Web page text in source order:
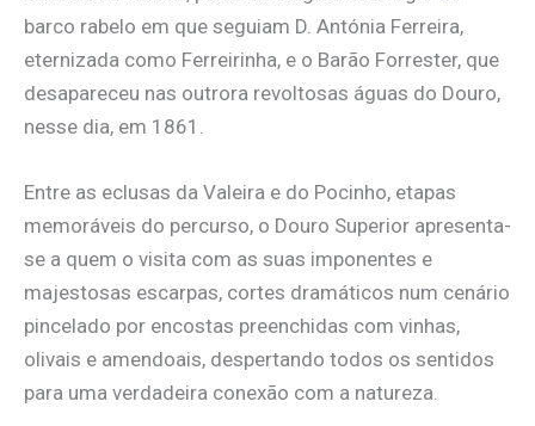
barco rabelo em que seguiam D. Antónia Ferreira,
eternizada como Ferreirinha, e o Barão Forrester, que
desapareceu nas outrora revoltosas águas do Douro,
nesse dia, em 1861.
Entre as eclusas da Valeira e do Pocinho, etapas
memoráveis do percurso, o Douro Superior apresenta-
se a quem o visita com as suas imponentes e
majestosas escarpas, cortes dramáticos num cenário
pincelado por encostas preenchidas com vinhas,
olivais e amendoais, despertando todos os sentidos
para uma verdadeira conexão com a natureza.